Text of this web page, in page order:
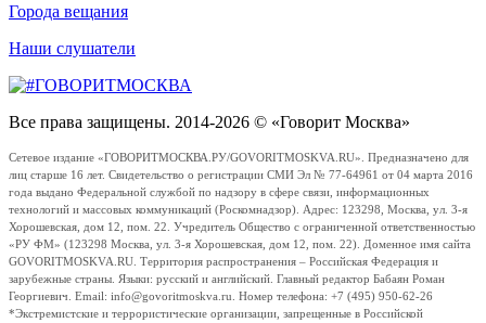
Города вещания
Наши слушатели
Все права защищены. 2014-2026 © «Говорит Москва»
Сетевое издание «ГОВОРИТМОСКВА.РУ/GOVORITMOSKVA.RU». Предназначено для
лиц старше 16 лет. Свидетельство о регистрации СМИ Эл № 77-64961 от 04 марта 2016
года выдано Федеральной службой по надзору в сфере связи, информационных
технологий и массовых коммуникаций (Роскомнадзор). Адрес: 123298, Москва, ул. 3-я
Хорошевская, дом 12, пом. 22. Учредитель Общество с ограниченной ответственностью
«РУ ФМ» (123298 Москва, ул. 3-я Хорошевская, дом 12, пом. 22). Доменное имя сайта
GOVORITMOSKVA.RU. Территория распространения – Российская Федерация и
зарубежные страны. Языки: русский и английский. Главный редактор Бабаян Роман
Георгиевич. Email: info@govoritmoskva.ru. Номер телефона: +7 (495) 950-62-26
*Экстремистские и террористические организации, запрещенные в Российской